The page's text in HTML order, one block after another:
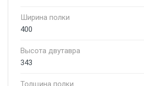
Ширина полки
400
Высота двутавра
343
Толщина полки